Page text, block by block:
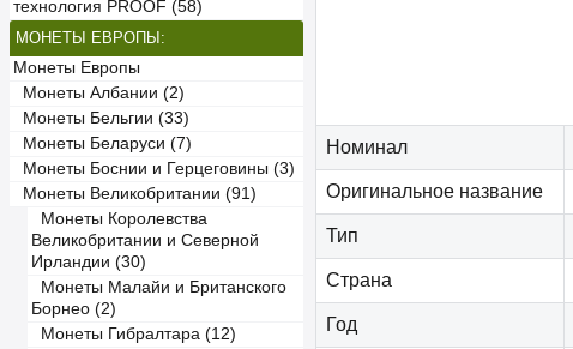
технология PROOF (58)
МОНЕТЫ ЕВРОПЫ:
Монеты Европы
Монеты Албании (2)
Монеты Бельгии (33)
Монеты Беларуси (7)
Монеты Боснии и Герцеговины (3)
Монеты Великобритании (91)
Монеты Королевства
Великобритании и Северной
Ирландии (30)
Монеты Малайи и Британского
Борнео (2)
Монеты Гибралтара (12)
Номинал
Оригинальное название
Тип
Страна
Год